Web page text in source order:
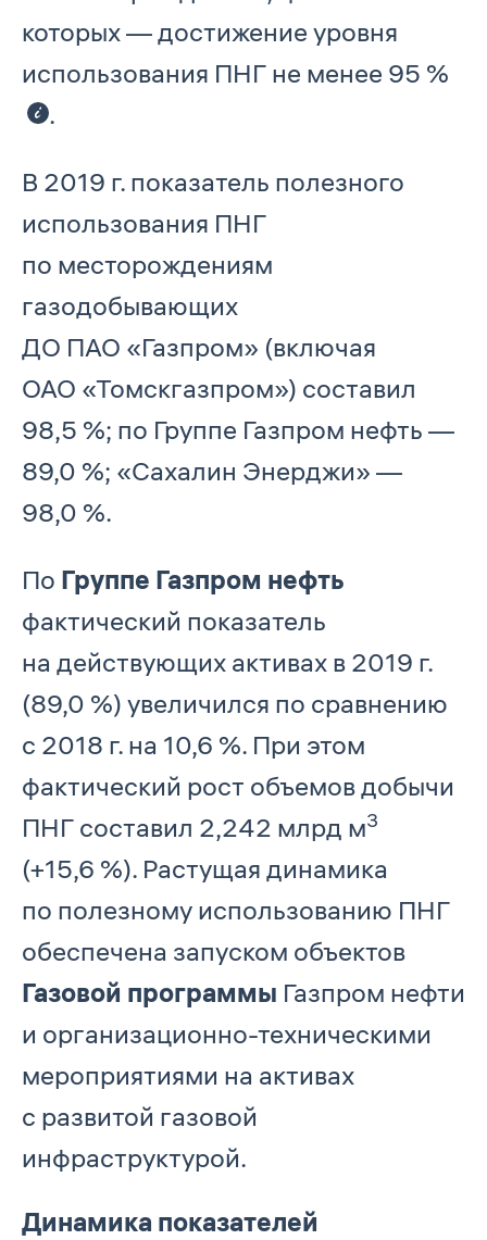
которых — достижение уровня
использования ПНГ не менее 95 %
.
В 2019 г. показатель полезного
использования ПНГ
по месторождениям
газодобывающих
ДО ПАО «Газпром» (включая
ОАО «Томскгазпром») составил
98,5 %; по Группе Газпром нефть —
89,0 %; «Сахалин Энерджи» —
98,0 %.
По Группе Газпром нефть
фактический показатель
на действующих активах в 2019 г.
(89,0 %) увеличился по сравнению
с 2018 г. на 10,6 %. При этом
фактический рост объемов добычи
ПНГ составил 2,242 млрд м3
(+15,6 %). Растущая динамика
по полезному использованию ПНГ
обеспечена запуском объектов
Газовой программы Газпром нефти
и организационно-техническими
мероприятиями на активах
с развитой газовой
инфраструктурой.
Динамика показателей